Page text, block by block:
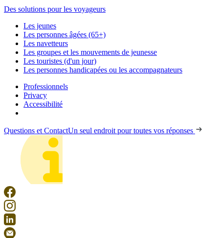
Des solutions pour les voyageurs
Les jeunes
Les personnes âgées (65+)
Les navetteurs
Les groupes et les mouvements de jeunesse
Les touristes (d'un jour)
Les personnes handicapées ou les accompagnateurs
Professionnels
Privacy
Accessibilité
Questions et ContactUn seul endroit pour toutes vos réponses